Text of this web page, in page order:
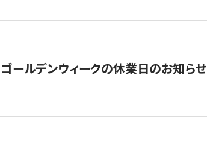
ゴールデンウィークの休業日のお知らせ